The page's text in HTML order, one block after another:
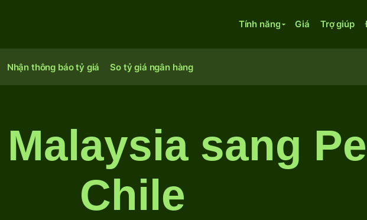
Tính năng Giá Trợ giúp
Nhận thông báo tỷ giá So tỷ giá ngân hàng
sang
Chile